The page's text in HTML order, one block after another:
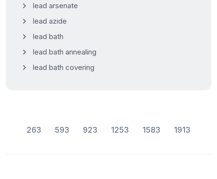
lead arsenate
lead azide
lead bath
lead bath annealing
lead bath covering
263 593 923 1253 1583 1913